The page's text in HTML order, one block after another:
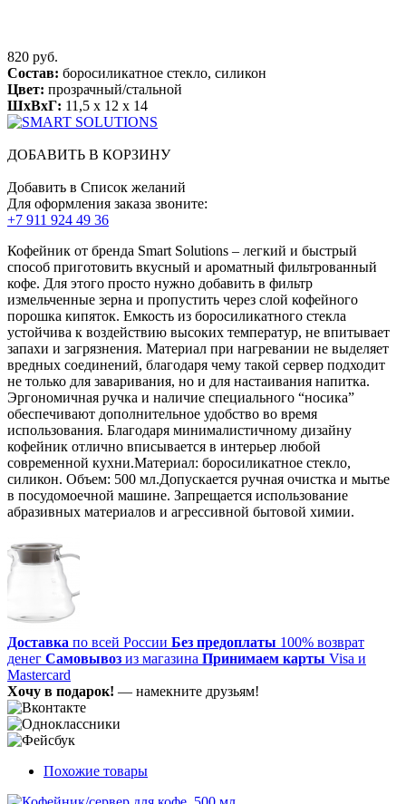
820 руб.
Состав: боросиликатное стекло, силикон
Цвет: прозрачный/стальной
ШхВхГ: 11,5 x 12 x 14
ДОБАВИТЬ В КОРЗИНУ
Добавить в Список желаний
Для оформления заказа звоните:
+7 911 924 49 36
Кофейник от бренда Smart Solutions – легкий и быстрый
способ приготовить вкусный и ароматный фильтрованный
кофе. Для этого просто нужно добавить в фильтр
измельченные зерна и пропустить через слой кофейного
порошка кипяток. Емкость из боросиликатного стекла
устойчива к воздействию высоких температур, не впитывает
запахи и загрязнения. Материал при нагревании не выделяет
вредных соединений, благодаря чему такой сервер подходит
не только для заваривания, но и для настаивания напитка.
Эргономичная ручка и наличие специального “носика”
обеспечивают дополнительное удобство во время
использования. Благодаря минималистичному дизайну
кофейник отлично вписывается в интерьер любой
современной кухни.Материал: боросиликатное стекло,
силикон. Объем: 500 мл.Допускается ручная очистка и мытье
в посудомоечной машине. Запрещается использование
абразивных материалов и агрессивной бытовой химии.
Доставка по всей России Без предоплаты 100% возврат
денег Самовывоз из магазина Принимаем карты Visa и
Mastercard
Хочу в подарок! — намекните друзьям!
Похожие товары